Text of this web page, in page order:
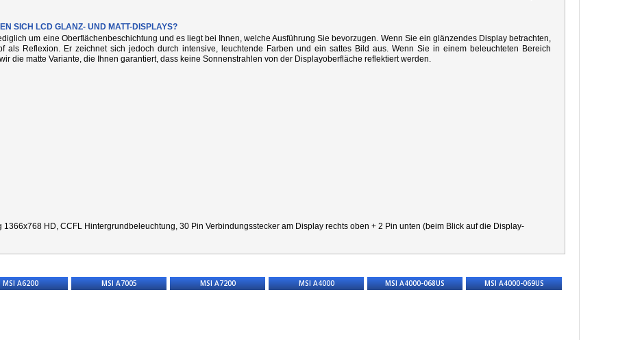
SICH LCD GLANZ- UND MATT-DISPLAYS?
um eine Oberflächenbeschichtung und es liegt bei Ihnen, welche Ausführung Sie bevorzugen. Wenn Sie ein glänzendes Display betrachten,
als Reflexion. Er zeichnet sich jedoch durch intensive, leuchtende Farben und ein sattes Bild aus. Wenn Sie in einem beleuchteten Bereich
die matte Variante, die Ihnen garantiert, dass keine Sonnenstrahlen von der Displayoberfläche reflektiert werden.
1366x768 HD, CCFL Hintergrundbeleuchtung, 30 Pin Verbindungsstecker am Display rechts oben + 2 Pin unten (beim Blick auf die Display-
MSI A6200 MSI A7005 MSI A7200 MSI A4000 MSI A4000-068US
MSI A4000-069US